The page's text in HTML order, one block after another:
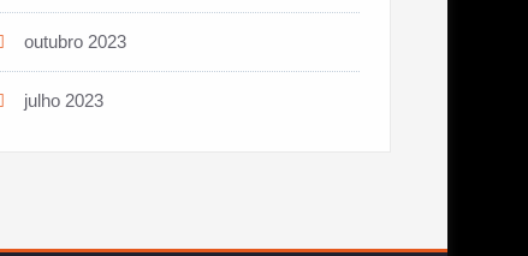
outubro 2023
julho 2023